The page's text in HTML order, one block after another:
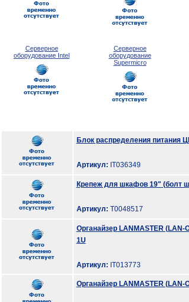
Серверное
оборудование Intel
Серверное
оборудование
Supermicro
Блок распределения питания
Артикул: IT036349
Крепеж для шкафов 19" (болт
Артикул: T0048517
Органайзер LANMASTER
1U
Артикул: IT013773
Органайзер LANMASTER